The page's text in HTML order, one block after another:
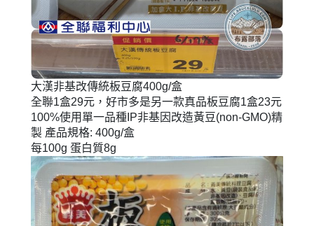
大漢非基改傳統板豆腐400g/盒
全聯1盒29元，好市多是另一款真品板豆腐1盒23元
100%使用單一品種IP非基因改造黃豆(non-GMO)精
製 產品規格: 400g/盒
每100g 蛋白質8g